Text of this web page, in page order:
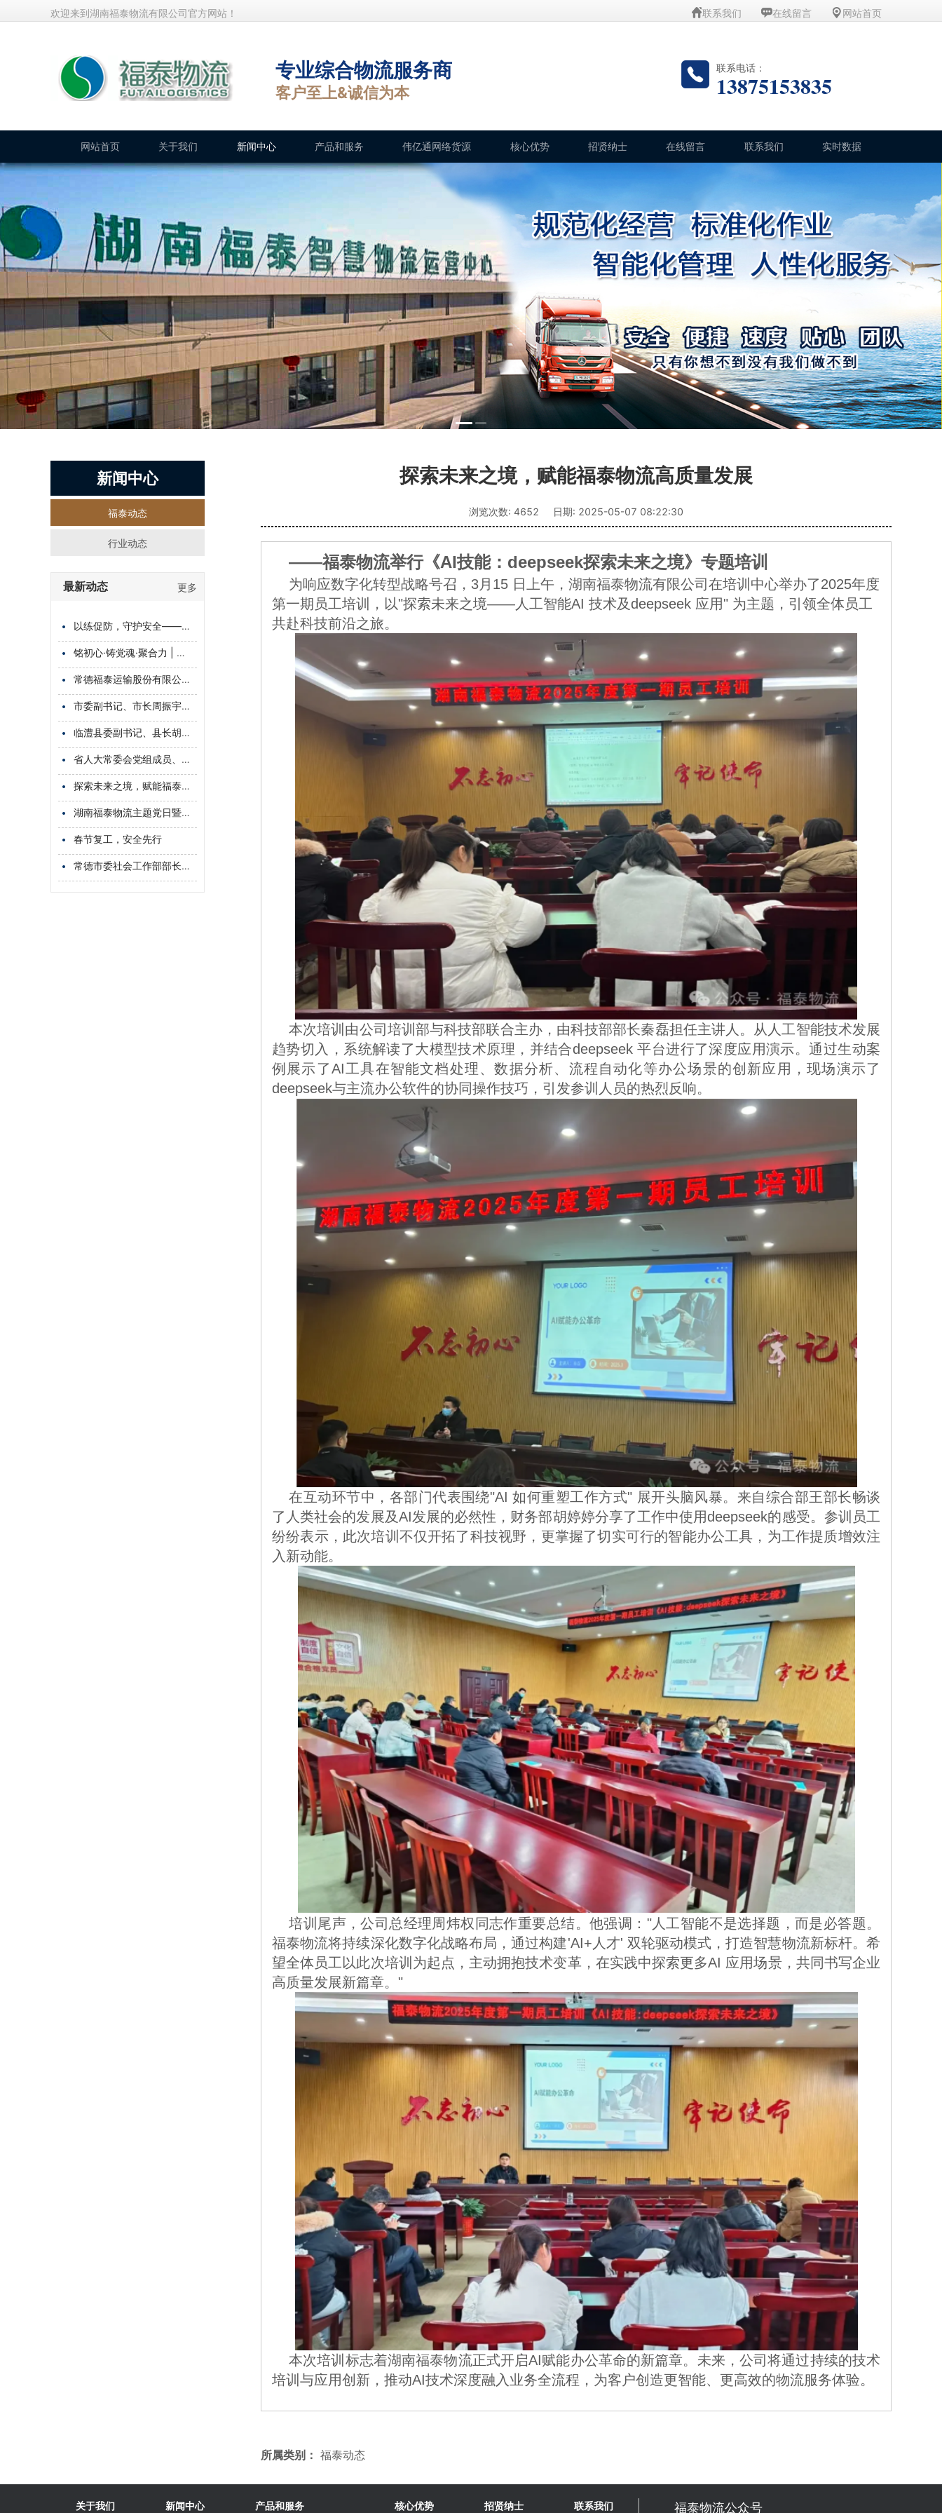
欢迎来到湖南福泰物流有限公司官方网站！ 联系我们 在线留言 网站首页
专业综合物流服务商
客户至上&诚信为本
联系电话：
13875153835
网站首页 关于我们 新闻中心 产品和服务 伟亿通网络货源 核心优势 招贤纳士 在线留言 联系我们 实时数据
新闻中心
福泰动态
行业动态
最新动态 更多
以练促防，守护安全——福泰物流消防培训纪实
铭初心·铸党魂·聚合力 | 湖南福泰物流有限公司党支部开展庆祝建党104周年主题党日活动
常德福泰运输股份有限公司、临澧金泰运输有限公司2025年度危险品运输联合应急救援演练成功举行
市委副书记、市长周振宇调研湖南福泰物流有限公司，鼓励民营企业坚定信心，提升核心竞争力，实现更大发展
临澧县委副书记、县长胡彬彬到福泰物流专题调研现代物流产业发展
省人大常委会党组成员、副主任、省总工会主席周农视察调研湖南福泰物流“司机之家”
探索未来之境，赋能福泰物流高质量发展
湖南福泰物流主题党日暨“三八”妇女节活动：创先争优当先锋，共赏樱花展芳华
春节复工，安全先行
常德市委社会工作部部长吴拥华到湖南福泰物流有限公司调研“两企三新”党建工作
探索未来之境，赋能福泰物流高质量发展
浏览次数: 4652 日期: 2025-05-07 08:22:30
——福泰物流举行《AI技能：deepseek探索未来之境》专题培训
第一期员工培训，以"探索未来之境——人工智能AI 技术及deepseek 应用" 为主题，引领全体员工
共赴科技前沿之旅。
	本次培训由公司培训部与科技部联合主办，由科技部部长秦磊担任主讲人。从人工智能技术发展
趋势切入，系统解读了大模型技术原理，并结合deepseek 平台进行了深度应用演示。通过生动案
例展示了AI工具在智能文档处理、数据分析、流程自动化等办公场景的创新应用，现场演示了
deepseek与主流办公软件的协同操作技巧，引发参训人员的热烈反响。
	在互动环节中，各部门代表围绕"AI 如何重塑工作方式" 展开头脑风暴。来自综合部王部长畅谈
了人类社会的发展及AI发展的必然性，财务部胡婷婷分享了工作中使用deepseek的感受。参训员工
纷纷表示，此次培训不仅开拓了科技视野，更掌握了切实可行的智能办公工具，为工作提质增效注
入新动能。
	培训尾声，公司总经理周炜权同志作重要总结。他强调："人工智能不是选择题，而是必答题。
福泰物流将持续深化数字化战略布局，通过构建'AI+人才' 双轮驱动模式，打造智慧物流新标杆。希
望全体员工以此次培训为起点，主动拥抱技术变革，在实践中探索更多AI 应用场景，共同书写企业
高质量发展新篇章。"
	本次培训标志着湖南福泰物流正式开启AI赋能办公革命的新篇章。未来，公司将通过持续的技术
培训与应用创新，推动AI技术深度融入业务全流程，为客户创造更智能、更高效的物流服务体验。
所属类别： 福泰动态
关于我们 新闻中心 产品和服务 核心优势 招贤纳士 联系我们 福泰物流公众号